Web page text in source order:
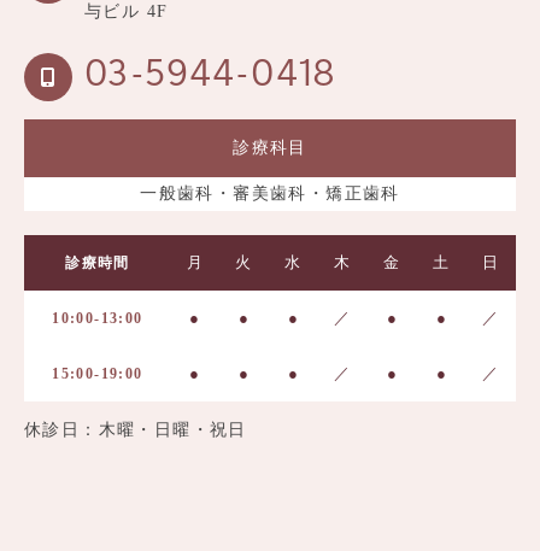
与ビル 4F
03-5944-0418
診療科目
一般歯科・審美歯科・矯正歯科
診療時間 月 火 水 木 金 土 日
10:00-13:00 ● ● ● ／ ● ● ／
15:00-19:00 ● ● ● ／ ● ● ／
休診日：木曜・日曜・祝日